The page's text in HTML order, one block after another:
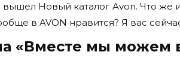
вышел Новый каталог Avon. Что же
в AVON нравится? Я вас
«Вместе мы можем